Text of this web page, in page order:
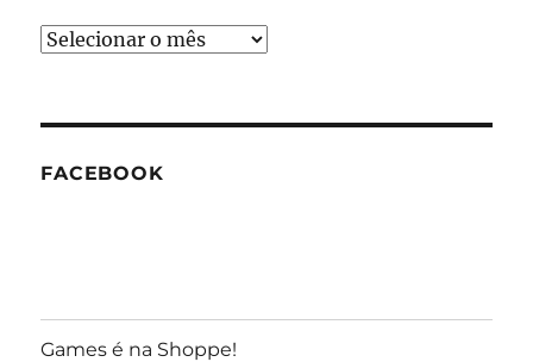
Arquivos
FACEBOOK
Games é na Shoppe!